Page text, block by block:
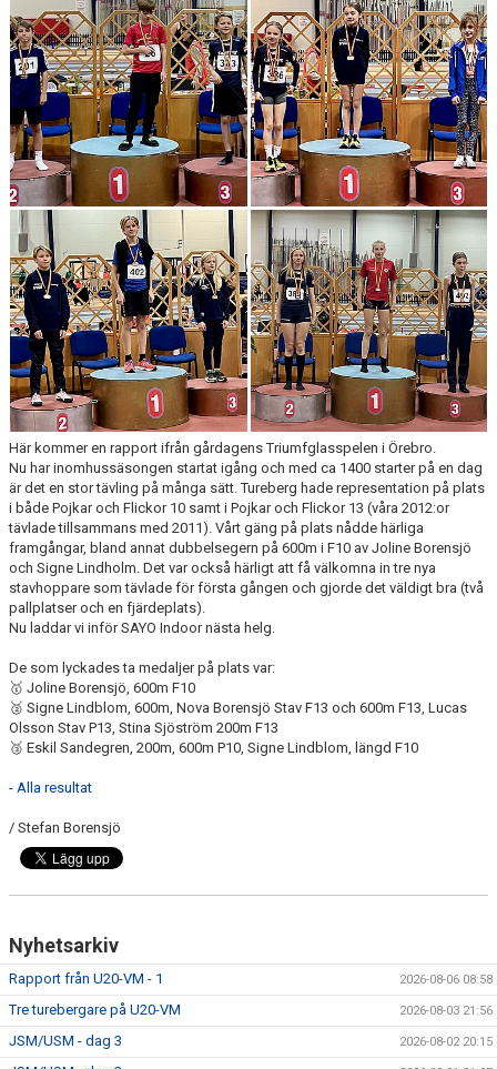
ARRANGEMANG
STATISTIK & RESULTAT
FUNKTIONÄR
TÄVLINGAR
KONTAKT
UTBILDNING
KALENDER
Här kommer en rapport ifrån gårdagens Triumfglasspelen i Örebro.
Nu har inomhussäsongen startat igång och med ca 1400 starter på en dag
är det en stor tävling på många sätt. Tureberg hade representation på plats
i både Pojkar och Flickor 10 samt i Pojkar och Flickor 13 (våra 2012:or
tävlade tillsammans med 2011). Vårt gäng på plats nådde härliga
framgångar, bland annat dubbelsegern på 600m i F10 av Joline Borensjö
och Signe Lindholm. Det var också härligt att få välkomna in tre nya
stavhoppare som tävlade för första gången och gjorde det väldigt bra (två
pallplatser och en fjärdeplats).
Nu laddar vi inför SAYO Indoor nästa helg.
De som lyckades ta medaljer på plats var:
🥇 Joline Borensjö, 600m F10
🥈 Signe Lindblom, 600m, Nova Borensjö Stav F13 och 600m F13, Lucas
Olsson Stav P13, Stina Sjöström 200m F13
🥉 Eskil Sandegren, 200m, 600m P10, Signe Lindblom, längd F10
- Alla resultat
/ Stefan Borensjö
Nyhetsarkiv
Rapport från U20-VM - 1 2026-08-06 08:58
Tre turebergare på U20-VM 2026-08-03 21:56
JSM/USM - dag 3 2026-08-02 20:15